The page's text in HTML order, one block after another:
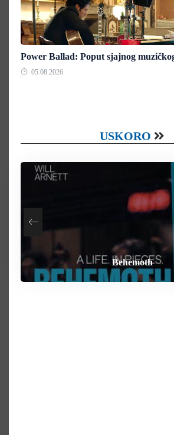
Power Ballad: Poput sjajnog
05.08.2026.
USKORO
Heart of the Beast
Behemoth
How To Rob A Bank
By Any Means